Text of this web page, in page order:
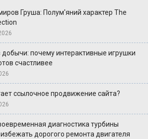
Груша: Полум'яний характер The
добычи: почему интерактивные игрушки
счастливее
ссылочное продвижение сайта?
диагностика турбины
дорогого ремонта двигателя